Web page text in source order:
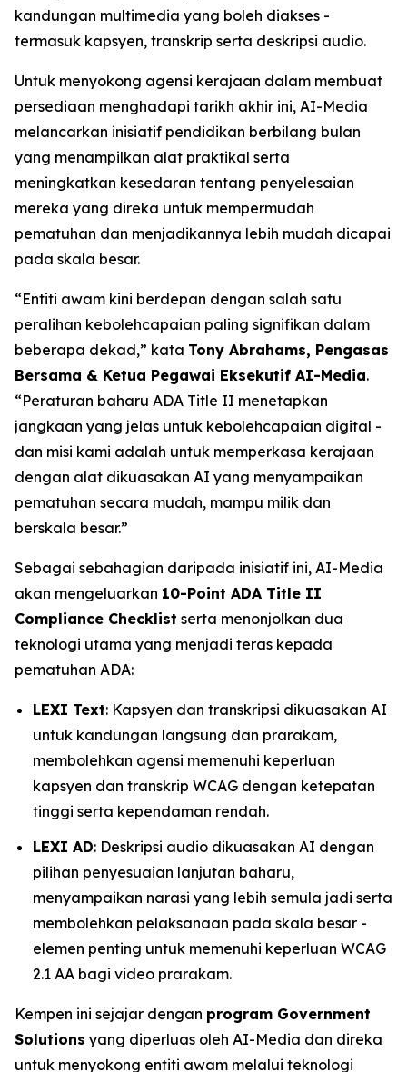
kandungan multimedia yang boleh diakses -
termasuk kapsyen, transkrip serta deskripsi audio.
Untuk menyokong agensi kerajaan dalam membuat
persediaan menghadapi tarikh akhir ini, AI-Media
melancarkan inisiatif pendidikan berbilang bulan
yang menampilkan alat praktikal serta
meningkatkan kesedaran tentang penyelesaian
mereka yang direka untuk mempermudah
pematuhan dan menjadikannya lebih mudah dicapai
pada skala besar.
“Entiti awam kini berdepan dengan salah satu
peralihan kebolehcapaian paling signifikan dalam
beberapa dekad,” kata Tony Abrahams, Pengasas
Bersama & Ketua Pegawai Eksekutif AI-Media.
“Peraturan baharu ADA Title II menetapkan
jangkaan yang jelas untuk kebolehcapaian digital -
dan misi kami adalah untuk memperkasa kerajaan
dengan alat dikuasakan AI yang menyampaikan
pematuhan secara mudah, mampu milik dan
berskala besar.”
Sebagai sebahagian daripada inisiatif ini, AI-Media
akan mengeluarkan 10-Point ADA Title II
Compliance Checklist serta menonjolkan dua
teknologi utama yang menjadi teras kepada
pematuhan ADA:
LEXI Text: Kapsyen dan transkripsi dikuasakan AI
untuk kandungan langsung dan prarakam,
membolehkan agensi memenuhi keperluan
kapsyen dan transkrip WCAG dengan ketepatan
tinggi serta kependaman rendah.
LEXI AD: Deskripsi audio dikuasakan AI dengan
pilihan penyesuaian lanjutan baharu,
menyampaikan narasi yang lebih semula jadi serta
membolehkan pelaksanaan pada skala besar -
elemen penting untuk memenuhi keperluan WCAG
2.1 AA bagi video prarakam.
Kempen ini sejajar dengan program Government
Solutions yang diperluas oleh AI-Media dan direka
untuk menyokong entiti awam melalui teknologi